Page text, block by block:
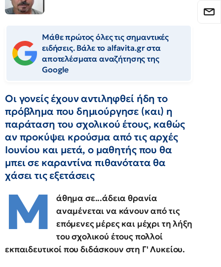
Μάθε πρώτος όλες τις σημαντικές
ειδήσεις. Βάλε το alfavita.gr στα
αποτελέσματα αναζήτησης της
Google
Οι γονείς έχουν αντιληφθεί ήδη το
πρόβλημα που δημιούργησε (και) η
παράταση του σχολικού έτους, καθώς
αν προκύψει κρούσμα από τις αρχές
Ιουνίου και μετά, ο μαθητής που θα
μπει σε καραντίνα πιθανότατα θα
χάσει τις εξετάσεις
Μ
άθημα σε...άδεια θρανία
αναμένεται να κάνουν από τις
επόμενες μέρες και μέχρι τη λήξη
του σχολικού έτους πολλοί
εκπαιδευτικοί που διδάσκουν στη Γ' Λυκείου.